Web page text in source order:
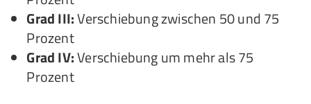
Grad III:Verschiebung zwischen 50 und 75
Prozent
Grad IV:Verschiebung um mehr als 75
Prozent